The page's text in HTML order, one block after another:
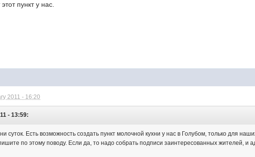
пункт у нас.
2011 - 16:20
- 13:59:
суток. Есть возможность создать пункт молочной кухни у нас в Голубом, только для
по этому поводу. Если да, то надо собрать подписи заинтересованных жителей, и